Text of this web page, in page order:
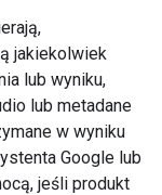
jakiekolwiek
lub wyniku,
lub metadane
w wyniku
Google lub
jeśli produkt